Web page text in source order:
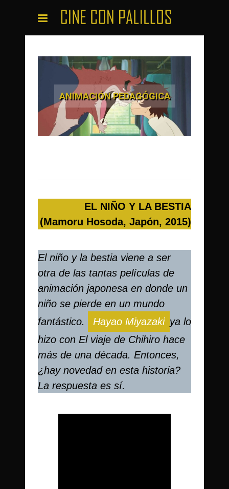
ANIMACIÓN PEDAGÓGICA
EL NIÑO Y LA BESTIA
(Mamoru Hosoda, Japón, 2015)
El niño y la bestia viene a ser
otra de las tantas películas de
animación japonesa en donde un
niño se pierde en un mundo
fantástico.
Hayao Miyazaki ya lo
hizo con El viaje de Chihiro hace
más de una década. Entonces,
¿hay novedad en esta historia?
La respuesta es sí.